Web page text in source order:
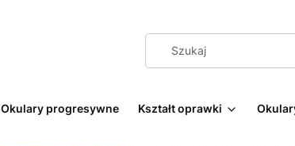
Okulary progresywne Kształt oprawki